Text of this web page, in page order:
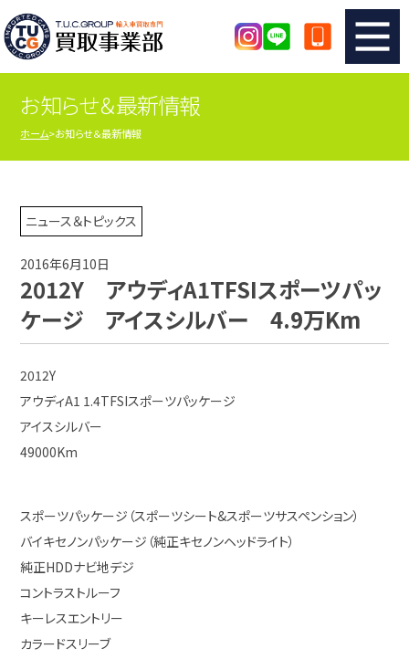
TUCのカンタン査定
査定の注意事項 メーカー別査定フォーム
TUCの買取実績
店舗紹介
シリアルナンバーの解説 アクセスマップ
お知らせ＆最新情報
ホーム お知らせ＆最新情報
ニュース＆トピックス
2016年6月10日
2012Y アウディA1TFSIスポーツパッ
ケージ アイスシルバー 4.9万Km
2012Y
アウディA1 1.4TFSIスポーツパッケージ
アイスシルバー
49000Km
スポーツパッケージ（スポーツシート&スポーツサスペンション）
バイキセノンパッケージ（純正キセノンヘッドライト）
純正HDDナビ地デジ
コントラストルーフ
キーレスエントリー
カラードスリーブ